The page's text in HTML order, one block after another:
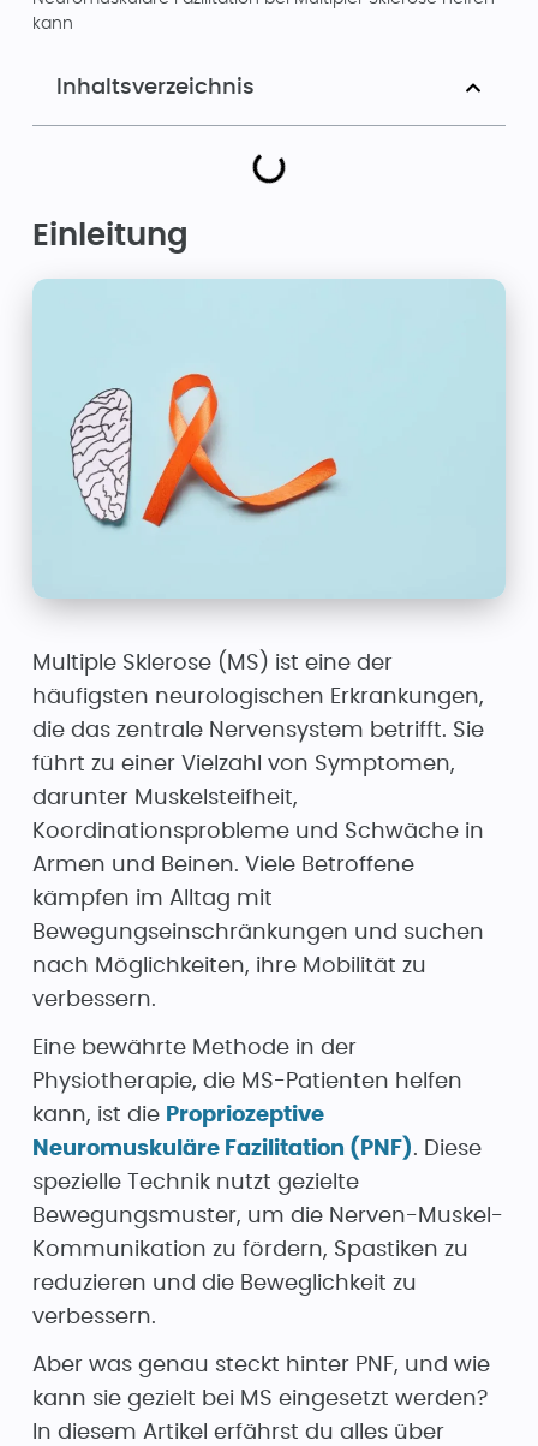
kann
Inhaltsverzeichnis
Einleitung
Multiple Sklerose (MS) ist eine der
häufigsten neurologischen Erkrankungen,
die das zentrale Nervensystem betrifft. Sie
führt zu einer Vielzahl von Symptomen,
darunter Muskelsteifheit,
Koordinationsprobleme und Schwäche in
Armen und Beinen. Viele Betroffene
kämpfen im Alltag mit
Bewegungseinschränkungen und suchen
nach Möglichkeiten, ihre Mobilität zu
verbessern.
Eine bewährte Methode in der
Physiotherapie, die MS-Patienten helfen
kann, ist die Propriozeptive
Neuromuskuläre Fazilitation (PNF). Diese
spezielle Technik nutzt gezielte
Bewegungsmuster, um die Nerven-Muskel-
Kommunikation zu fördern, Spastiken zu
reduzieren und die Beweglichkeit zu
verbessern.
Aber was genau steckt hinter PNF, und wie
kann sie gezielt bei MS eingesetzt werden?
In diesem Artikel erfährst du alles über